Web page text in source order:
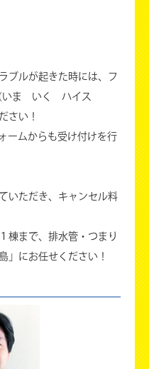
ブルが起きた時には、フ
いま いく ハイス
さい！
ームからも受け付けを行
いただき、キャンセル料
棟まで、排水管・つまり
」にお任せください！